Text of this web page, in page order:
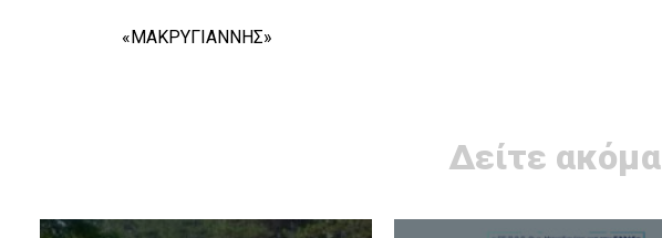
«ΜΑΚΡΥΓΙΑΝΝΗΣ»
Δείτε ακόμα